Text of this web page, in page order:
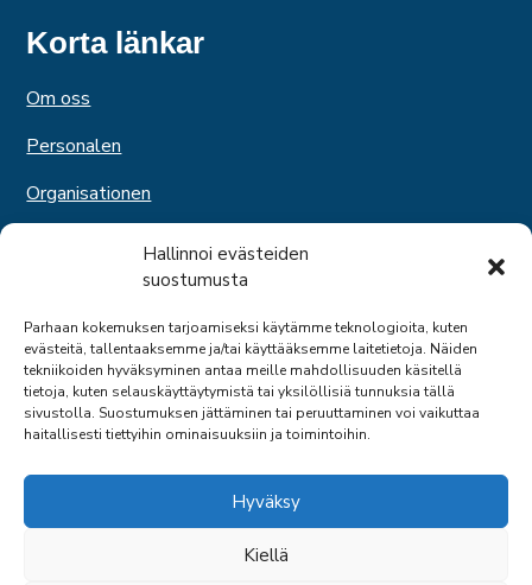
Hallinnoi evästeiden
suostumusta
Parhaan kokemuksen tarjoamiseksi käytämme teknologioita, kuten
evästeitä, tallentaaksemme ja/tai käyttääksemme laitetietoja. Näiden
tekniikoiden hyväksyminen antaa meille mahdollisuuden käsitellä
tietoja, kuten selauskäyttäytymistä tai yksilöllisiä tunnuksia tällä
sivustolla. Suostumuksen jättäminen tai peruuttaminen voi vaikuttaa
haitallisesti tiettyihin ominaisuuksiin ja toimintoihin.
Hyväksy
Kiellä
Korta länkar
Om oss
Personalen
Organisationen
Expertverksamhet
Svenska kommittén